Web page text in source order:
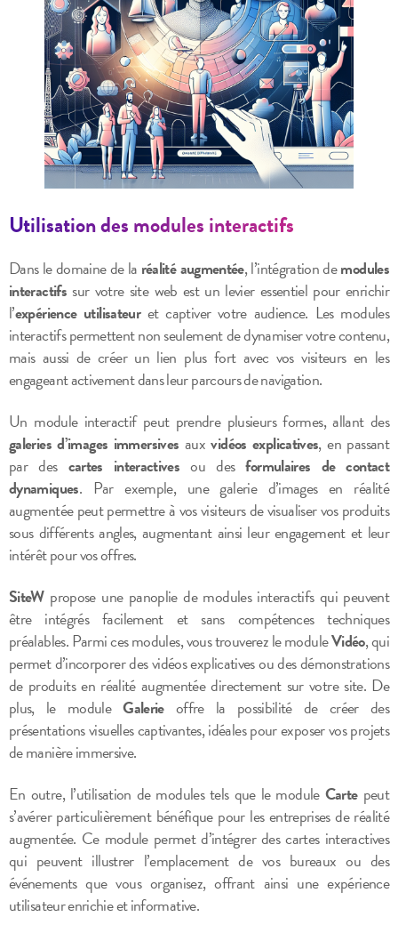
Utilisation des modules interactifs
Dans le domaine de la réalité augmentée, l’intégration demodules
interactifssur votre site web est un levier essentiel pour enrichir
l’expérience utilisateuret captiver votre audience. Les modules
interactifs permettent non seulement de dynamiser votre contenu,
mais aussi de créer un lien plus fort avec vos visiteurs en les
engageant activement dans leur parcours de navigation.
Un module interactif peut prendre plusieurs formes, allant des
galeries d’images immersives auxvidéos explicatives, en passant
par des cartes interactives ou desformulaires de contact
dynamiques. Par exemple, une galerie d’images en réalité
augmentée peut permettre à vos visiteurs de visualiser vos produits
sous différents angles, augmentant ainsi leur engagement et leur
intérêt pour vos offres.
SiteWpropose une panoplie de modules interactifs qui peuvent
être intégrés facilement et sans compétences techniques
préalables. Parmi ces modules, vous trouverez le moduleVidéo, qui
permet d’incorporer des vidéos explicatives ou des démonstrations
de produits en réalité augmentée directement sur votre site. De
plus, le moduleGalerieoffre la possibilité de créer des
présentations visuelles captivantes, idéales pour exposer vos projets
de manière immersive.
En outre, l’utilisation de modules tels que le module Cartepeut
s’avérer particulièrement bénéfique pour les entreprises de réalité
augmentée. Ce module permet d’intégrer des cartes interactives
qui peuvent illustrer l’emplacement de vos bureaux ou des
événements que vous organisez, offrant ainsi une expérience
utilisateur enrichie et informative.